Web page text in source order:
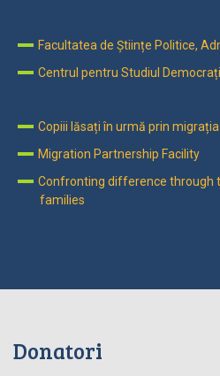
Facultatea de Științe Politice,
Centrul pentru Studiul
Copiii lăsați în urmă prin
Migration Partnership Facility
Confronting difference through
families
Donatori